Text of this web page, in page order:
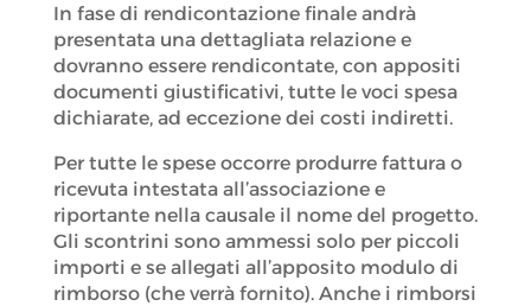
In fase di rendicontazione finale andrà
presentata una dettagliata relazione e
dovranno essere rendicontate, con appositi
documenti giustificativi, tutte le voci spesa
dichiarate, ad eccezione dei costi indiretti.
Per tutte le spese occorre produrre fattura o
ricevuta intestata all’associazione e
riportante nella causale il nome del progetto.
Gli scontrini sono ammessi solo per piccoli
importi e se allegati all’apposito modulo di
rimborso (che verrà fornito). Anche i rimborsi